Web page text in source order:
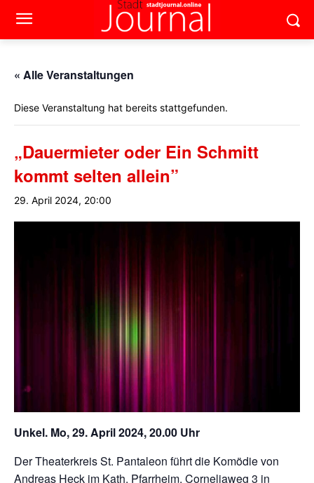
« Alle Veranstaltungen
Diese Veranstaltung hat bereits stattgefunden.
„Dauermieter oder Ein Schmitt
kommt selten allein”
29. April 2024, 20:00
Unkel. Mo, 29. April 2024, 20.00 Uhr
Der Theaterkreis St. Pantaleon führt die Komödie von
Andreas Heck im Kath. Pfarrheim, Corneliaweg 3 in